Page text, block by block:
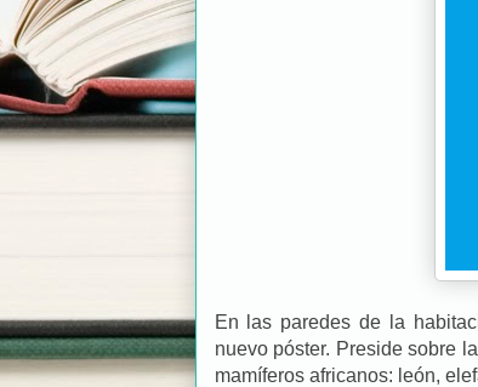
En las paredes de la
nuevo póster. Preside sobre
mamíferos africanos: león,